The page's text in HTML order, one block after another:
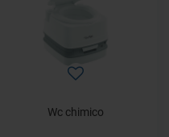
Wc chimico